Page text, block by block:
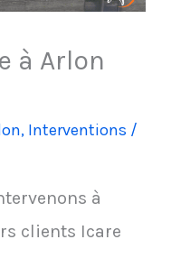
à Arlon
, Interventions /
à
clients Icare